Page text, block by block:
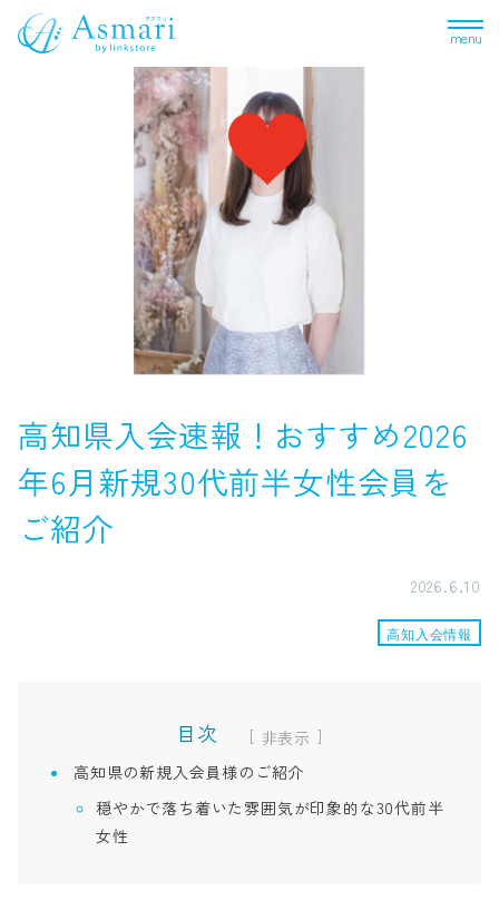
menu
高知県入会速報！おすすめ2026
年6月新規30代前半女性会員を
ご紹介
2026.6.10
高知入会情報
目次 [
]
高知県の新規入会員様のご紹介
穏やかで落ち着いた雰囲気が印象的な30代前半
女性